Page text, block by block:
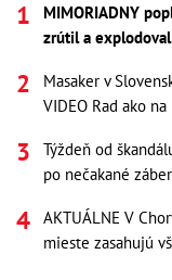
MIMORIADNY
zrútil a
Masaker v
VIDEO Rad ako
Týždeň od
po nečakané
AKTUÁLNE V
mieste zasahujú